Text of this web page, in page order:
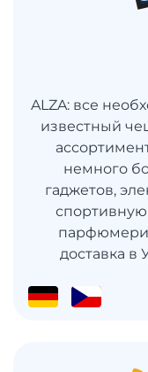
ALZA: все
известный
немного
гаджетов,
доставка в